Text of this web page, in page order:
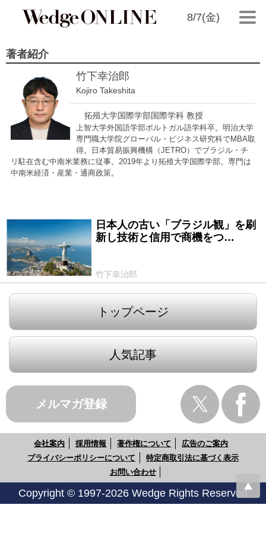
8/7(金)
著者紹介
竹下幸治郎
Kojiro Takeshita
拓殖大学国際学部国際学科 教授
上智大学外国語学部ポルトガル語学科卒。明治大学
専門職大学院グローバル・ビジネス研究科でMBA取
得。日本貿易振興機構（JETRO）でブラジル・チ
リ駐在含む中南米業務に従事。2019年より拓殖大学国際学部。専門は
中南米経済・産業・通商政策。
日本人の古い「ブラジル観」を刷
新し技術と信用で商機をつ…
竹下幸治郎
トップページ
人気記事
メルマガ登録
会社案内 採用情報 著作権について
広告のご案内
プライバシーポリシーについて
特定商取引法に基づく表示
お問い合わせ
Copyright © 1997-2026 Wedge Rights Reserved